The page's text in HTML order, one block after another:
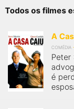
Todos os filmes
A
COMÉDIA
Peter
é